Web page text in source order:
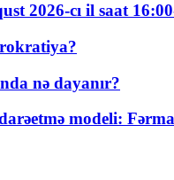
2026-cı il saat
nə dayanır?
modeli: